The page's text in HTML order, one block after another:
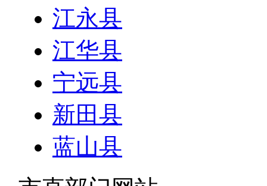
江永县
江华县
宁远县
新田县
蓝山县